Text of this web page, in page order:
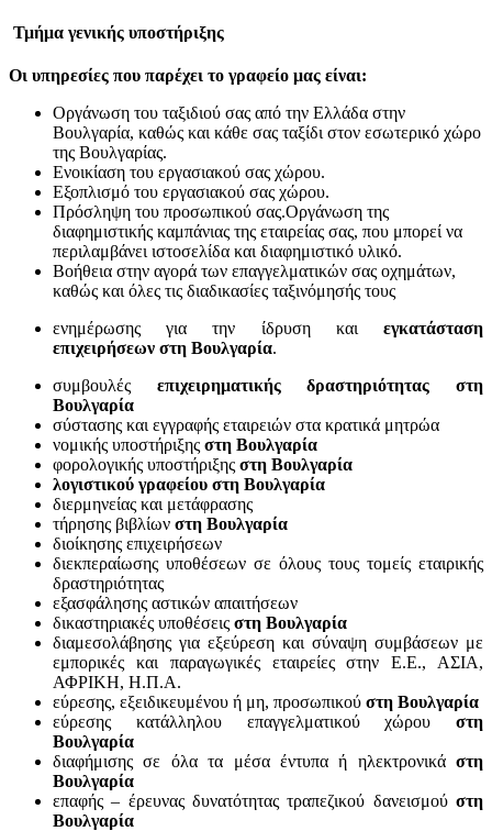
Τμήμα γενικής υποστήριξης
Οι υπηρεσίες που παρέχει το γραφείο μας είναι:
Οργάνωση του ταξιδιού σας από την Ελλάδα στην
Βουλγαρία, καθώς και κάθε σας ταξίδι στον εσωτερικό χώρο
της Βουλγαρίας.
Ενοικίαση του εργασιακού σας χώρου.
Εξοπλισμό του εργασιακού σας χώρου.
Πρόσληψη του προσωπικού σας.Οργάνωση της
διαφημιστικής καμπάνιας της εταιρείας σας, που μπορεί να
περιλαμβάνει ιστοσελίδα και διαφημιστικό υλικό.
Βοήθεια στην αγορά των επαγγελματικών σας οχημάτων,
καθώς και όλες τις διαδικασίες ταξινόμησής τους
ενημέρωσης για την ίδρυση και εγκατάσταση
επιχειρήσεων στη Βουλγαρία.
συμβουλές επιχειρηματικής δραστηριότητας στη
Βουλγαρία
σύστασης και εγγραφής εταιρειών στα κρατικά μητρώα
νομικής υποστήριξης στη Βουλγαρία
φορολογικής υποστήριξης στη Βουλγαρία
λογιστικού γραφείου στη Βουλγαρία
διερμηνείας και μετάφρασης
τήρησης βιβλίων στη Βουλγαρία
διοίκησης επιχειρήσεων
διεκπεραίωσης υποθέσεων σε όλους τους τομείς εταιρικής
δραστηριότητας
εξασφάλησης αστικών απαιτήσεων
δικαστηριακές υποθέσεις στη Βουλγαρία
διαμεσολάβησης για εξεύρεση και σύναψη συμβάσεων με
εμπορικές και παραγωγικές εταιρείες στην Ε.Ε., ΑΣΙΑ,
ΑΦΡΙΚΗ, Η.Π.Α.
εύρεσης, εξειδικευμένου ή μη, προσωπικού στη Βουλγαρία
εύρεσης κατάλληλου επαγγελματικού χώρου στη
Βουλγαρία
διαφήμισης σε όλα τα μέσα έντυπα ή ηλεκτρονικά στη
Βουλγαρία
επαφής – έρευνας δυνατότητας τραπεζικού δανεισμού στη
Βουλγαρία